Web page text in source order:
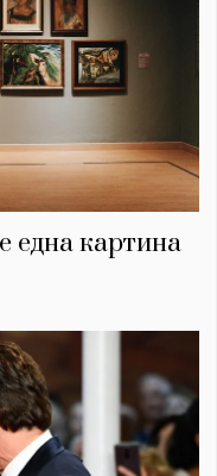
една картина
за
за